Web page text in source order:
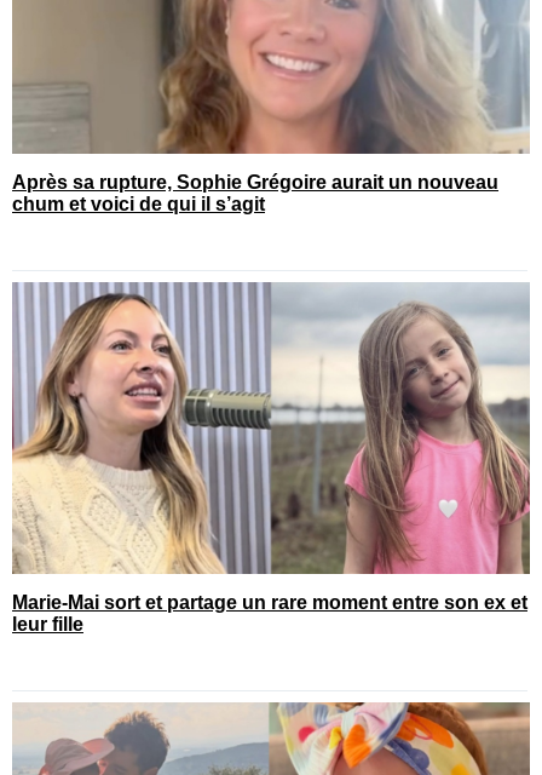
Après sa rupture, Sophie Grégoire aurait un nouveau
chum et voici de qui il s’agit
Marie-Mai sort et partage un rare moment entre son ex et
leur fille